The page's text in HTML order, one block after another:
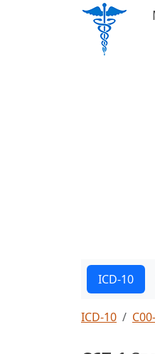
ICD-10
ICD-10